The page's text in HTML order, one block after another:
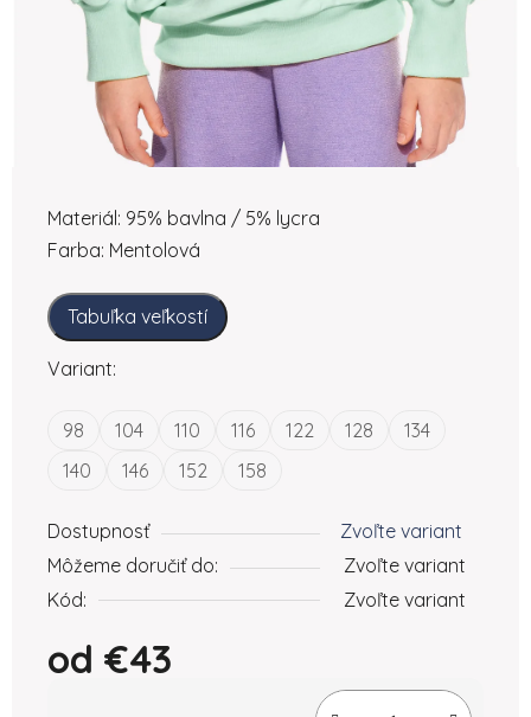
Materiál: 95% bavlna / 5% lycra
Farba: Mentolová
Tabuľka veľkostí
Variant:
98 104 110 116 122 128
134
140
146 152 158
Dostupnosť
Zvoľte variant
Môžeme doručiť do:
Zvoľte variant
Kód:
Zvoľte variant
od €43